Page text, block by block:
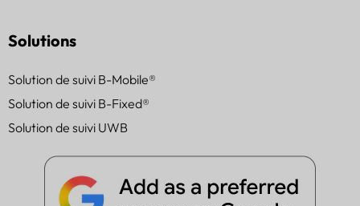
Solutions
Solution de suivi B-Mobile®
Solution de suivi B-Fixed®
Solution de suivi UWB